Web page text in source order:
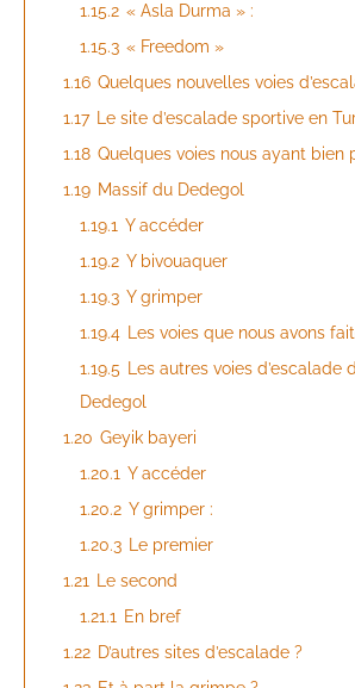
1.15.2 « Asla Durma » :
1.15.3 « Freedom »
1.16 Quelques nouvelles voies
1.17 Le site d’escalade sportive en
1.18 Quelques voies nous ayant bien
1.19 Massif du Dedegol
1.19.1 Y accéder
1.19.2 Y bivouaquer
1.19.3 Y grimper
1.19.4 Les voies que nous avons
1.19.5 Les autres voies d’escalade
Dedegol
1.20 Geyik bayeri
1.20.1 Y accéder
1.20.2 Y grimper :
1.20.3 Le premier
1.21 Le second
1.21.1 En bref
1.22 D’autres sites d’escalade ?